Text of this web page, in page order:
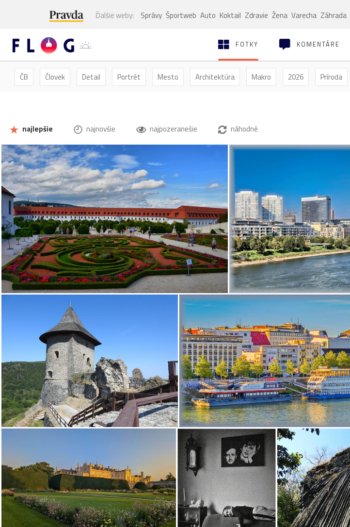
Ďalšie weby: Správy Športweb Auto Koktail Zdravie Žena Varecha Záhrada
FOTKY KOMENTÁRE
ČB Človek Detail Portrét Mesto Architektúra Makro 2026 Príroda
najlepšie najnovšie najpozeranešie náhodné